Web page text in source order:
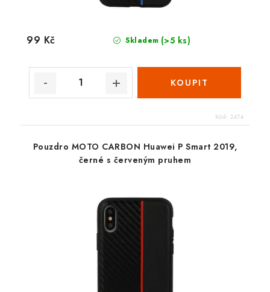
Skladem (>5 ks)
99 Kč
Kód: 2474
Pouzdro MOTO CARBON Huawei P Smart 2019,
černé s červeným pruhem